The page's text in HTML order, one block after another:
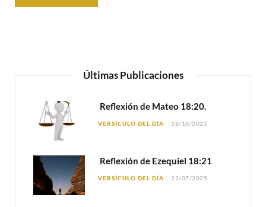
Últimas Publicaciones
Reflexión de Mateo 18:20.
VERSÍCULO DEL DÍA 18/10/2025
Reflexión de Ezequiel 18:21
VERSÍCULO DEL DÍA 22/07/2025